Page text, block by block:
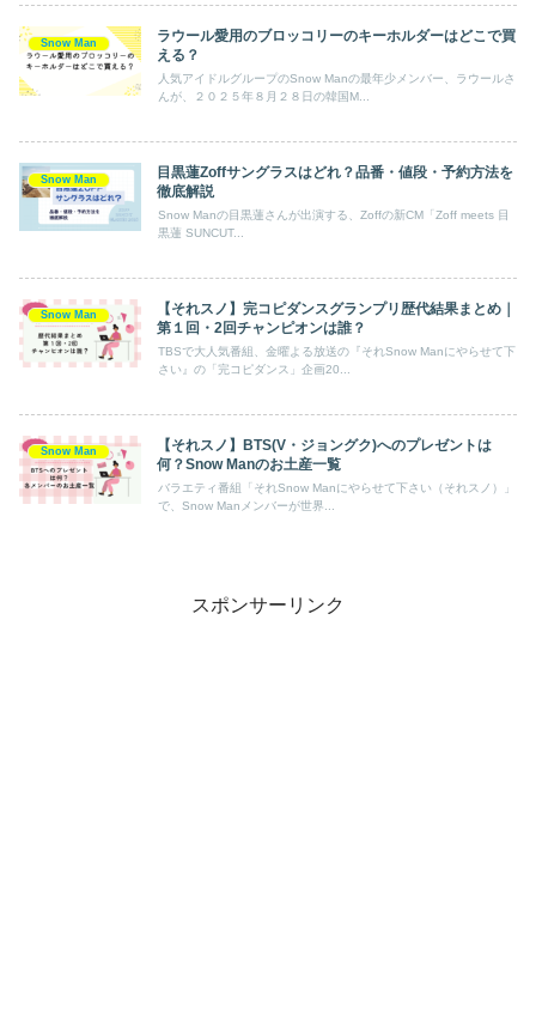
Snow Man
ラウール愛用のブロッコリーのキーホルダーはどこで買
える？
人気アイドルグループのSnow Manの最年少メンバー、ラウールさ
んが、２０２５年８月２８日の韓国M...
Snow Man
目黒蓮Zoffサングラスはどれ？品番・値段・予約方法を
徹底解説
Snow Manの目黒蓮さんが出演する、Zoffの新CM「Zoff meets 目
黒蓮 SUNCUT...
Snow Man
【それスノ】完コピダンスグランプリ歴代結果まとめ｜
第１回・2回チャンピオンは誰？
TBSで大人気番組、金曜よる放送の『それSnow Manにやらせて下
さい』の「完コピダンス」企画20...
Snow Man
【それスノ】BTS(V・ジョングク)へのプレゼントは
何？Snow Manのお土産一覧
バラエティ番組「それSnow Manにやらせて下さい（それスノ）」
で、Snow Manメンバーが世界...
スポンサーリンク